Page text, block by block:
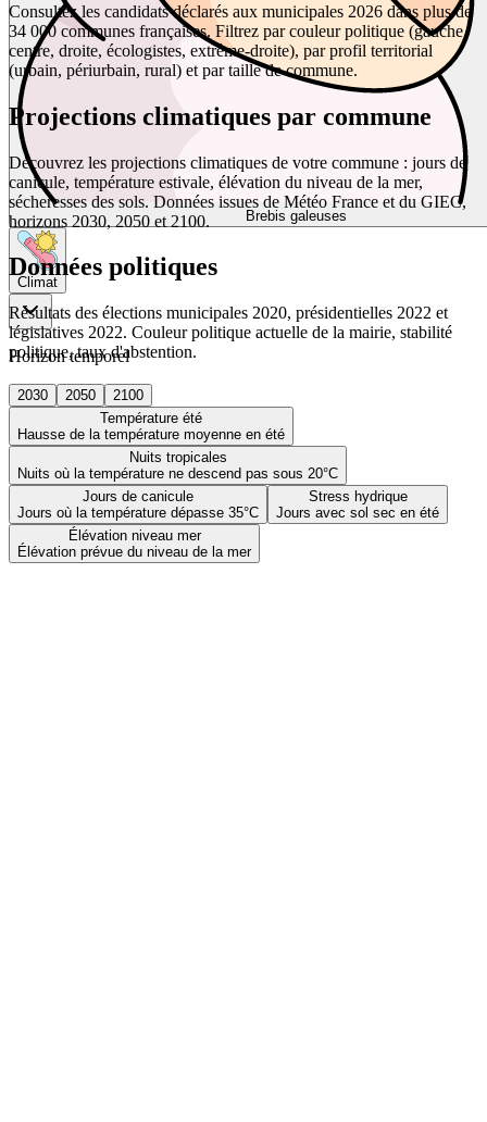
Brebis galeuses
Climat
Horizon temporel
2030 2050
2100
Température été
Hausse de la température moyenne en été
Nuits tropicales
Nuits où la température ne descend pas sous 20°C
Jours de canicule
Jours où la température dépasse 35°C
Stress hydrique
Jours avec sol sec en été
Élévation niveau mer
Élévation prévue du niveau de la mer
Consultez les candidats déclarés aux municipales 2026 dans plus de
34 000 communes françaises. Filtrez par couleur politique (gauche,
centre, droite, écologistes, extrême-droite), par profil territorial
(urbain, périurbain, rural) et par taille de commune.
Projections climatiques par commune
Découvrez les projections climatiques de votre commune : jours de
canicule, température estivale, élévation du niveau de la mer,
sécheresses des sols. Données issues de Météo France et du GIEC,
horizons 2030, 2050 et 2100.
Données politiques
Résultats des élections municipales 2020, présidentielles 2022 et
législatives 2022. Couleur politique actuelle de la mairie, stabilité
politique, taux d'abstention.